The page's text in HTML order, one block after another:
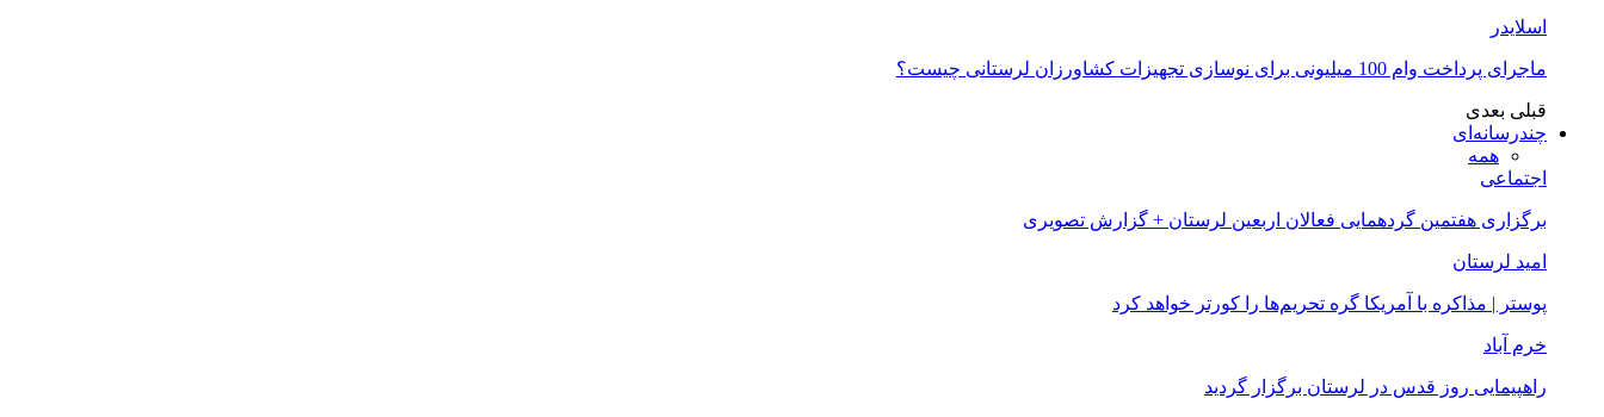
اسلایدر
ماجرای پرداخت وام 100 میلیونی برای نوسازی تجهیزات کشاورزان لرستانی چیست؟
قبلی بعدی
چندرسانه‌ای
همه
اجتماعی
برگزاری هفتمین گردهمایی فعالان اربعین لرستان + گزارش تصویری
امید لرستان
پوستر | مذاکره با آمریکا گره تحریم‌ها را کورتر خواهد کرد
خرم آباد
راهپیمایی روز قدس در لرستان برگزار گردید